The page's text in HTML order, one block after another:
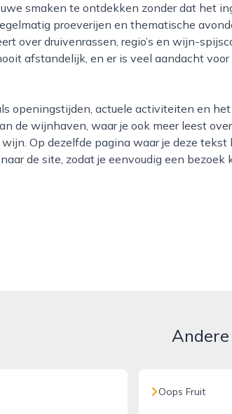
smaken te ontdekken zonder dat het
proeverijen en thematische
over druivenrassen, regio’s en wijn-
afstandelijk, en er is veel aandacht
de wijnhaven, waar je ook meer leest
Op dezelfde pagina waar je deze
de site, zodat je eenvoudig een
Oops Fruit